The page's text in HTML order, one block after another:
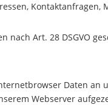
Art. 28 DSGVO
Daten
Webserver